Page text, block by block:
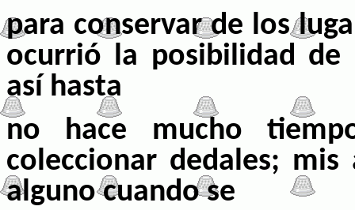
para conservar de los
ocurrió la posibilidad de
así hasta
no hace mucho
coleccionar dedales;
alguno cuando se